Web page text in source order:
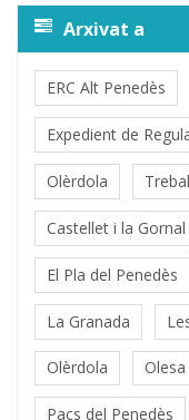
Arxivat a
ERC Alt Penedès
Expedient de
Olèrdola
Castellet i la Gornal
El Pla del Penedès
La Granada
Olèrdola
Pacs del Penedès